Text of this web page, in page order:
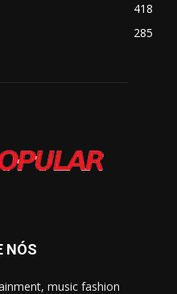
418
285
NÓS
music fashion